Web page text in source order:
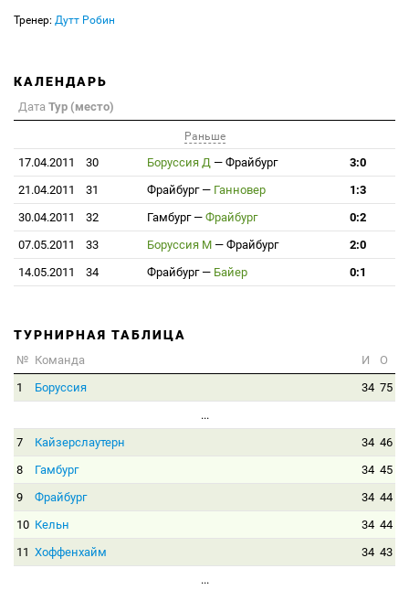
Тренер: Дутт Робин
КАЛЕНДАРЬ
Дата Тур (место)
Раньше
17.04.2011 30 Боруссия Д — Фрайбург
3:0
21.04.2011
31 Фрайбург— Ганновер
1:3
30.04.2011
32 Гамбург— Фрайбург
0:2
07.05.2011
33 Боруссия М — Фрайбург
2:0
14.05.2011
34 Фрайбург— Байер 0:1
ТУРНИРНАЯ ТАБЛИЦА
№ Команда И
О
1
Боруссия 34 75
...
7
Кайзерслаутерн 34 46
8
Гамбург 34 45
9
Фрайбург 34 44
10 Кельн 34 44
11 Хоффенхайм 34 43
...